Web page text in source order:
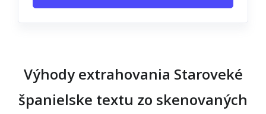
Výhody extrahovania Staroveké
španielske textu zo skenovaných